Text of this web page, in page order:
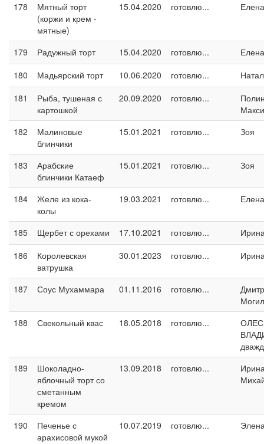
178
Мятный торт
(коржи и крем -
мятные)
15.04.2020 готовлю...
179 Радужный торт 15.04.2020 готовлю...
180
Мадьярский торт 10.06.2020 готовлю...
181
Рыба, тушеная с
картошкой
20.09.2020 готовлю...
182
Малиновые
блинчики
15.01.2021 готовлю... Зоя
183
Арабские
блинчики Катаеф
15.01.2021 готовлю... Зоя
184
Желе из кока-
колы
19.03.2021 готовлю...
185 Щербет с орехами 17.10.2021 готовлю...
186
Королевская
ватрушка
30.01.2023 готовлю...
187 Соус Мухаммара 01.11.2016 готовлю...
188
Свекольный квас 18.05.2018 готовлю...
189
Шоколадно-
яблочный торт со
сметанным
кремом
13.09.2018 готовлю...
190
Печенье с
арахисовой мукой
10.07.2019 готовлю...